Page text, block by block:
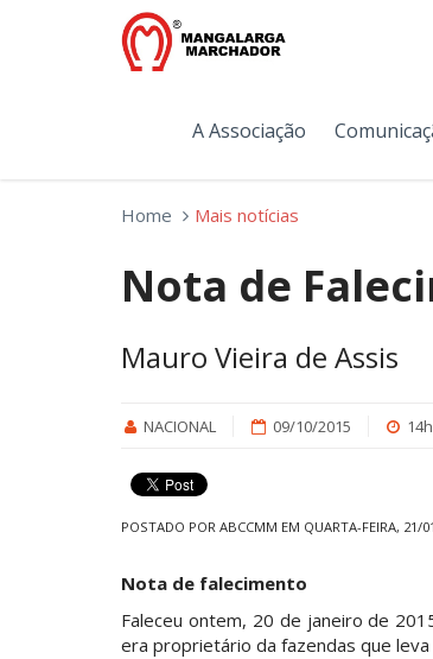
A Associação
Home Mais notícias
Nota de
Mauro Vieira de Assis
NACIONAL 09/10/2015
POSTADO POR ABCCMM EM QUARTA-FEIRA, 21/
Nota de falecimento
Faleceu ontem, 20 de janeiro de
era proprietário da fazendas que leva